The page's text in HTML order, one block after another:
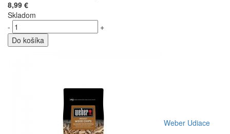
8,99 €
Skladom
-
+
Do košíka
Weber Udiace